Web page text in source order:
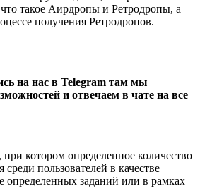
что такое Аирдропы и Ретродропы, а
получения Ретродропов.
на нас в Telegram там мы
и отвечаем в чате на все
котором определенное количество
среди пользователей в качестве
определенных заданий или в рамках